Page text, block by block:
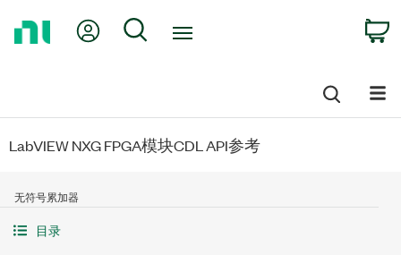
My Account
Search
LabVIEW NXG FPGA模块CDL API参考
无符号累加器
目录